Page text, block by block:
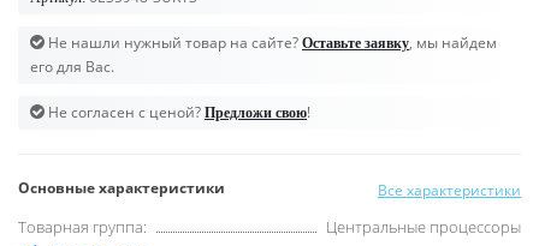
Не нашли нужный товар на сайте? Оставьте заявку, мы найдем
его для Вас.
Не согласен с ценой? Предложи свою!
Основные характеристики Все характеристики
Товарная группа: Центральные процессоры